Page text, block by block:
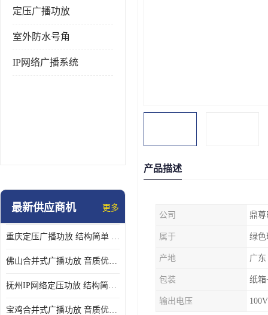
定压广播功放
室外防水号角
IP网络广播系统
最新供应商机 更多
重庆定压广播功放 结构简单 传输距离远
佛山合并式广播功放 音质优美清晰 输出电压大 电流小
抚州IP网络定压功放 结构简单 多应用于公共场合
宝鸡合并式广播功放 音质优美清晰 维护方便
产品描述
公司 鼎尊
属于 绿色
产地 广东
包装 纸箱
输出电压 100V